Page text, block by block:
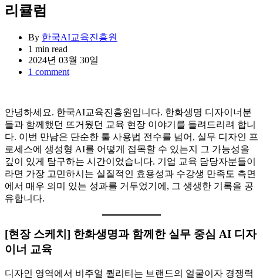
리큘럼
By 한국AI교육진흥원
Estimated
read
time
1 min read
2024년 03월 30일
1 comment
안녕하세요. 한국AI교육진흥원입니다. 한화생명 디자이너분
들과 함께했던 뜨거웠던 교육 현장 이야기를 들려드리려 합니
다. 이번 만남은 단순한 툴 사용법 전수를 넘어, 실무 디자인 프
로세스에 생성형 AI를 어떻게 접목할 수 있는지 그 가능성을
깊이 있게 탐구하는 시간이었습니다. 기업 교육 담당자분들이
라면 가장 고민하시는 실질적인 효용성과 수강생 만족도 측면
에서 매우 의미 있는 성과를 거두었기에, 그 생생한 기록을 공
유합니다.
[현장 스케치] 한화생명과 함께한 실무 중심 AI 디자
이너 교육
디자인 영역에서 비주얼 퀄리티는 브랜드의 얼굴이자 경쟁력